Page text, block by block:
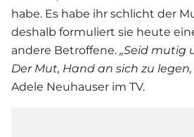
habe. Es habe ihr schlicht der
deshalb formuliert sie heute
andere Betroffene. „Seid mutig
Der Mut, Hand an sich zu
Adele Neuhauser im TV.